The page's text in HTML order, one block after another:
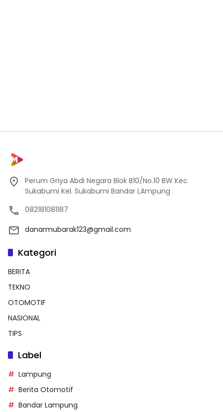
Perum Griya Abdi Negara Blok B10/No.10 BW Kec.
Sukabumi Kel. Sukabumi Bandar LAmpung
082181081187
danarmubarak123@gmail.com
Kategori
BERITA
TEKNO
OTOMOTIF
NASIONAL
TIPS
Label
Lampung
Berita Otomotif
Bandar Lampung